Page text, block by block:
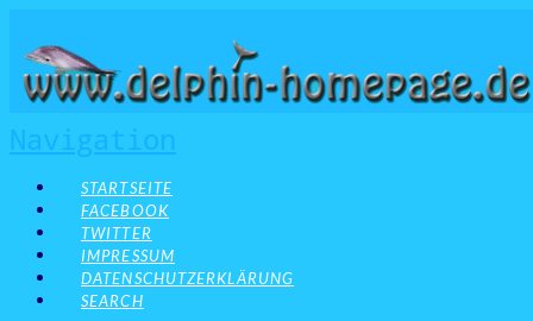
STARTSEITE
FACEBOOK
TWITTER
IMPRESSUM
DATENSCHUTZERKLÄRUNG
SEARCH